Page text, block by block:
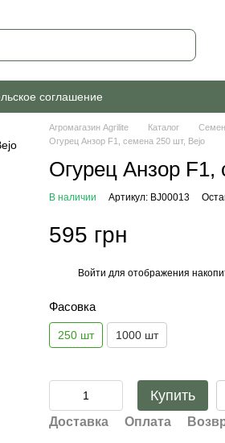
соглашение
Агромагазин Agrilite Каталог
Огурец Анзор F1, семена 250 шт, Bejo
Огурец Анзор F1,
В наличии Артикул: BJ00013
595 грн
Войти для отображения
Фасовка
250 шт 1000 шт
Купить
Доставка Оплата